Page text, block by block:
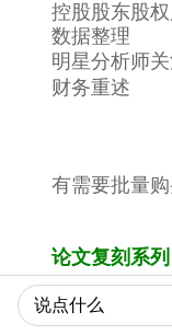
控股股东股
数据整理
明星分析师
财务重述
有需要批量
论文复刻系列
CEO 金融背
代码(附2008-
说点什么